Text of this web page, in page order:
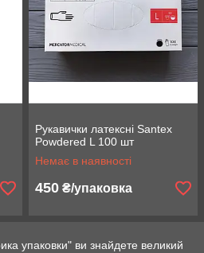
Рукавички латексні Santex
Powdered L 100 шт
Немає в наявності
450 ₴/упаковка
упаковки" ви знайдете великий